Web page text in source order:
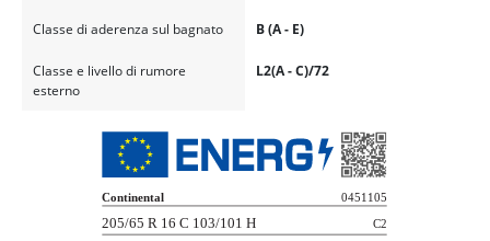
Classe di aderenza sul bagnato B (A - E)
Classe e livello di rumore
esterno
L2(A - C)/72